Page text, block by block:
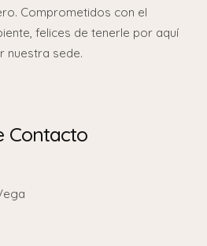
Comprometidos con el
felices de tenerle por aquí
nuestra sede.
Contacto